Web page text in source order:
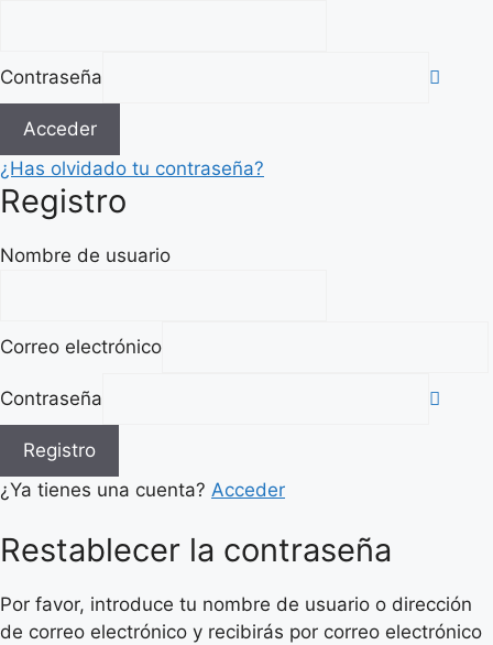
Contraseña
Acceder
¿Has olvidado tu contraseña?
Registro
Nombre de usuario
Correo electrónico
Contraseña
Registro
¿Ya tienes una cuenta? Acceder
Restablecer la contraseña
Por favor, introduce tu nombre de usuario o dirección
de correo electrónico y recibirás por correo electrónico